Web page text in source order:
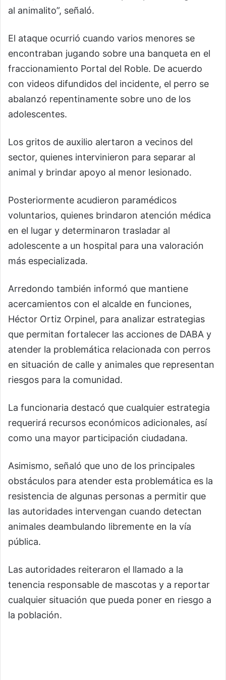
al animalito”, señaló.
El ataque ocurrió cuando varios menores se
encontraban jugando sobre una banqueta en el
fraccionamiento Portal del Roble. De acuerdo
con videos difundidos del incidente, el perro se
abalanzó repentinamente sobre uno de los
adolescentes.
Los gritos de auxilio alertaron a vecinos del
sector, quienes intervinieron para separar al
animal y brindar apoyo al menor lesionado.
Posteriormente acudieron paramédicos
voluntarios, quienes brindaron atención médica
en el lugar y determinaron trasladar al
adolescente a un hospital para una valoración
más especializada.
Arredondo también informó que mantiene
acercamientos con el alcalde en funciones,
Héctor Ortiz Orpinel, para analizar estrategias
que permitan fortalecer las acciones de DABA y
atender la problemática relacionada con perros
en situación de calle y animales que representan
riesgos para la comunidad.
La funcionaria destacó que cualquier estrategia
requerirá recursos económicos adicionales, así
como una mayor participación ciudadana.
Asimismo, señaló que uno de los principales
obstáculos para atender esta problemática es la
resistencia de algunas personas a permitir que
las autoridades intervengan cuando detectan
animales deambulando libremente en la vía
pública.
Las autoridades reiteraron el llamado a la
tenencia responsable de mascotas y a reportar
cualquier situación que pueda poner en riesgo a
la población.